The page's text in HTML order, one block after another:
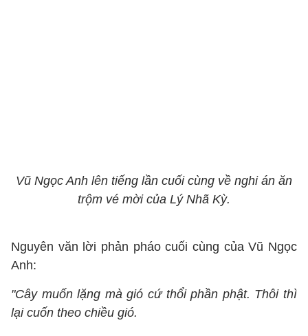
Vũ Ngọc Anh lên tiếng lần cuối cùng về nghi án ăn
trộm vé mời của Lý Nhã Kỳ.
Nguyên văn lời phản pháo cuối cùng của Vũ Ngọc
Anh:
"Cây muốn lặng mà gió cứ thổi phần phật. Thôi thì
lại cuốn theo chiều gió.